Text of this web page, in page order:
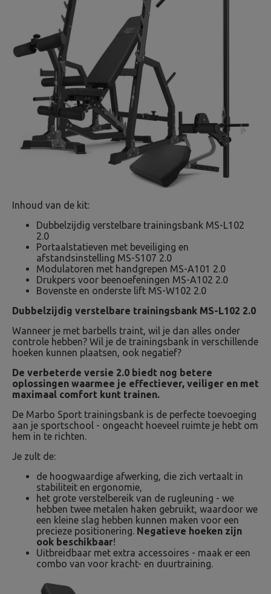
Inhoud van de kit:
Dubbelzijdig verstelbare trainingsbank MS-L102
2.0
Portaalstatieven met beveiliging en
afstandsinstelling MS-S107 2.0
Modulatoren met handgrepen MS-A101 2.0
Drukpers voor beenoefeningen MS-A102 2.0
Bovenste en onderste lift MS-W102 2.0
Dubbelzijdig verstelbare trainingsbank MS-L102 2.0
Wanneer je met barbells traint, wil je dan alles onder
controle hebben? Wil je de trainingsbank in verschillende
hoeken kunnen plaatsen, ook negatief?
De verbeterde versie 2.0 biedt nog betere
oplossingen waarmee je effectiever, veiliger en met
maximaal comfort kunt trainen.
De Marbo Sport trainingsbank is de perfecte toevoeging
aan je sportschool - ongeacht hoeveel ruimte je hebt om
hem in te richten.
Je zult de:
de hoogwaardige afwerking, die zich vertaalt in
stabiliteit en ergonomie,
het grote verstelbereik van de rugleuning - we
hebben twee metalen haken gebruikt, waardoor we
een kleine slag hebben kunnen maken voor een
precieze positionering. Negatieve hoeken zijn
ook beschikbaar!
Uitbreidbaar met extra accessoires - maak er een
combo van voor kracht- en duurtraining.